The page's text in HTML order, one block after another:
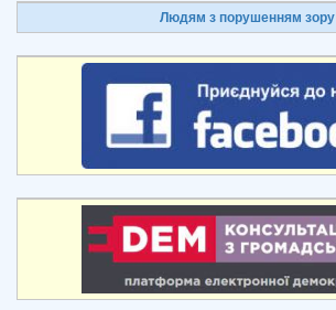
Людям з порушенням зору